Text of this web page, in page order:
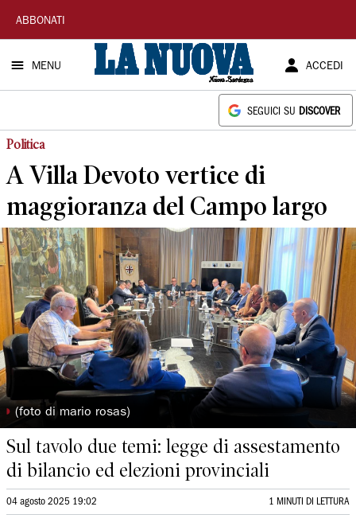
La
Nuova
Sardegna
ABBONATI
MENU ACCEDI
SEGUICI SU DISCOVER
Politica
A Villa Devoto vertice di
maggioranza del Campo largo
◗ (foto di mario rosas)
Sul tavolo due temi: legge di assestamento
di bilancio ed elezioni provinciali
04 agosto 2025 19:02 1 MINUTI DI LETTURA